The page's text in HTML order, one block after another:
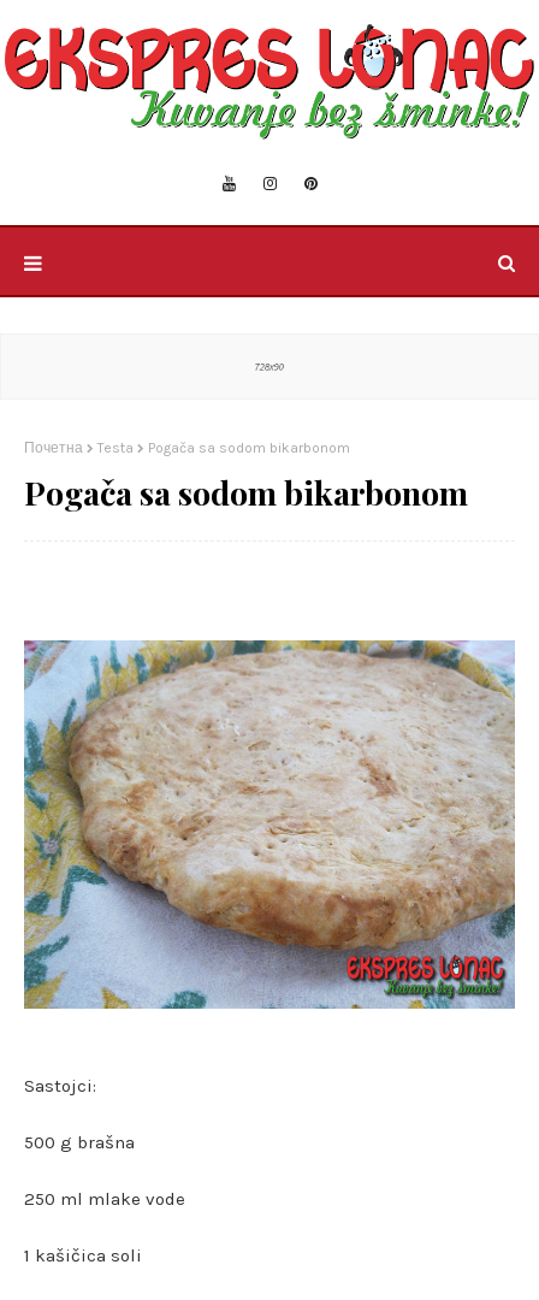
Почетна Testa Pogača sa sodom bikarbonom
Pogača sa sodom bikarbonom
Sastojci:
500 g brašna
250 ml mlake vode
1 kašičica soli